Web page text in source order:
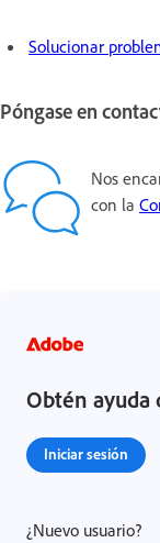
Solucionar
Póngase en
Nos
con la
Obtén ayuda
Iniciar sesión
¿Nuevo usuario?